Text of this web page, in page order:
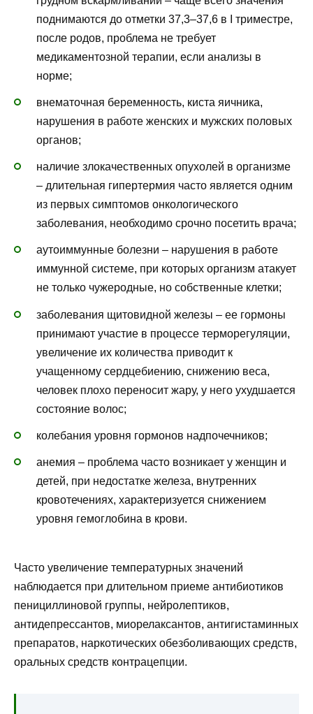
поднимаются до отметки 37,3–37,6 в I триместре,
после родов, проблема не требует
медикаментозной терапии, если анализы в
норме;
внематочная беременность, киста яичника,
нарушения в работе женских и мужских половых
органов;
наличие злокачественных опухолей в организме
– длительная гипертермия часто является одним
из первых симптомов онкологического
заболевания, необходимо срочно посетить врача;
аутоиммунные болезни – нарушения в работе
иммунной системе, при которых организм атакует
не только чужеродные, но собственные клетки;
заболевания щитовидной железы – ее гормоны
принимают участие в процессе терморегуляции,
увеличение их количества приводит к
учащенному сердцебиению, снижению веса,
человек плохо переносит жару, у него ухудшается
состояние волос;
колебания уровня гормонов надпочечников;
анемия – проблема часто возникает у женщин и
детей, при недостатке железа, внутренних
кровотечениях, характеризуется снижением
уровня гемоглобина в крови.
Часто увеличение температурных значений
наблюдается при длительном приеме антибиотиков
пенициллиновой группы, нейролептиков,
антидепрессантов, миорелаксантов, антигистаминных
препаратов, наркотических обезболивающих средств,
оральных средств контрацепции.